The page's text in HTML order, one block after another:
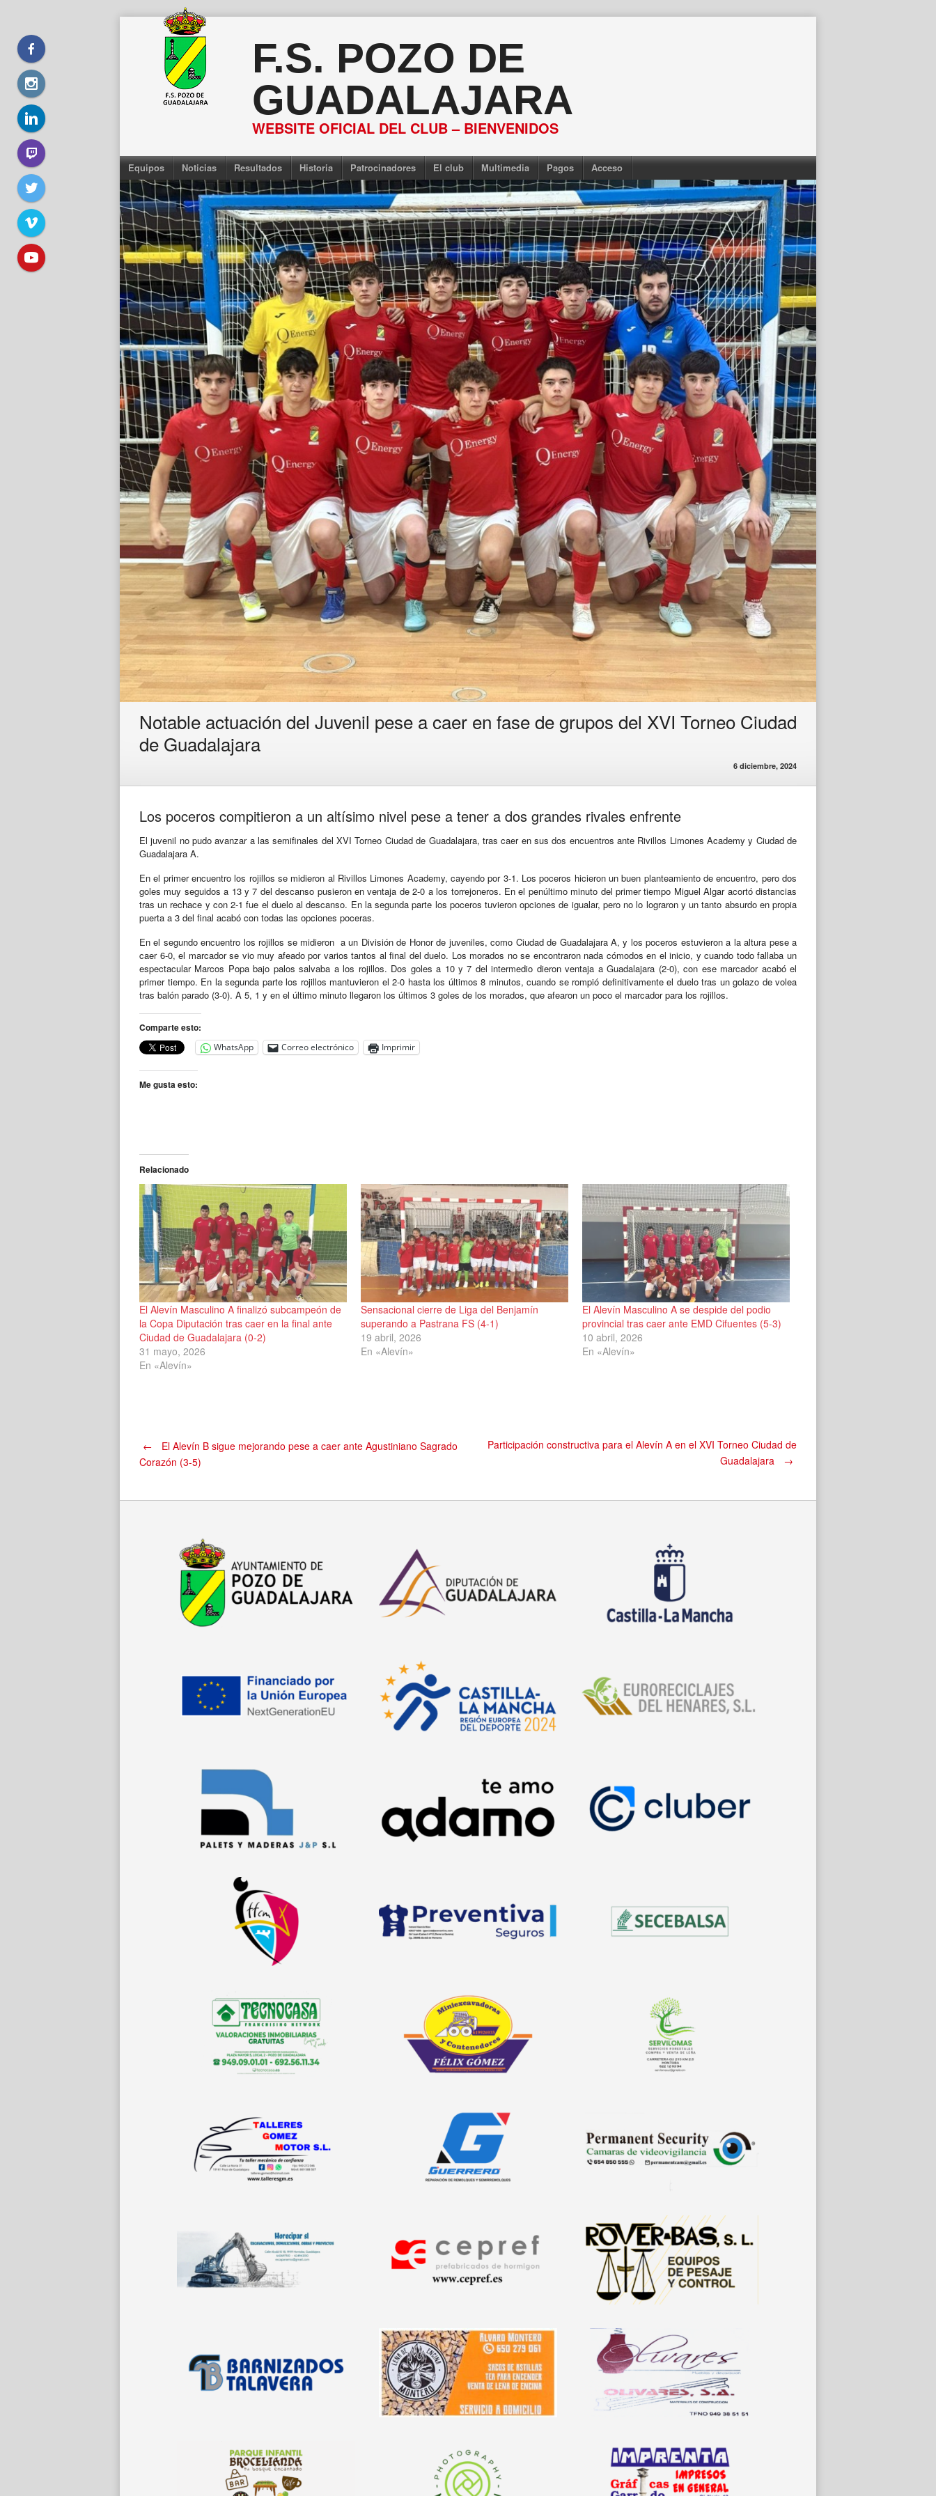
F.S. POZO DE
GUADALAJARA
WEBSITE OFICIAL DEL CLUB – BIENVENIDOS
Equipos Noticias Resultados Historia Patrocinadores El club Multimedia Pagos Acceso
Notable actuación del Juvenil pese a caer en fase de grupos del XVI Torneo Ciudad
de Guadalajara
6 diciembre, 2024
Los poceros compitieron a un altísimo nivel pese a tener a dos grandes rivales enfrente
El juvenil no pudo avanzar a las semifinales del XVI Torneo Ciudad de Guadalajara, tras caer en sus dos encuentros ante Rivillos Limones Academy y Ciudad de
Guadalajara A.
En el primer encuentro los rojillos se midieron al Rivillos Limones Academy, cayendo por 3-1. Los poceros hicieron un buen planteamiento de encuentro, pero dos
goles muy seguidos a 13 y 7 del descanso pusieron en ventaja de 2-0 a los torrejoneros. En el penúltimo minuto del primer tiempo Miguel Algar acortó distancias
tras un rechace y con 2-1 fue el duelo al descanso. En la segunda parte los poceros tuvieron opciones de igualar, pero no lo lograron y un tanto absurdo en propia
puerta a 3 del final acabó con todas las opciones poceras.
En el segundo encuentro los rojillos se midieron a un División de Honor de juveniles, como Ciudad de Guadalajara A, y los poceros estuvieron a la altura pese a
caer 6-0, el marcador se vio muy afeado por varios tantos al final del duelo. Los morados no se encontraron nada cómodos en el inicio, y cuando todo fallaba un
espectacular Marcos Popa bajo palos salvaba a los rojillos. Dos goles a 10 y 7 del intermedio dieron ventaja a Guadalajara (2-0), con ese marcador acabó el
primer tiempo. En la segunda parte los rojillos mantuvieron el 2-0 hasta los últimos 8 minutos, cuando se rompió definitivamente el duelo tras un golazo de volea
tras balón parado (3-0). A 5, 1 y en el último minuto llegaron los últimos 3 goles de los morados, que afearon un poco el marcador para los rojillos.
Comparte esto:
WhatsApp Correo electrónico Imprimir
Me gusta esto:
Relacionado
El Alevín Masculino A finalizó subcampeón de
la Copa Diputación tras caer en la final ante
Ciudad de Guadalajara (0-2)
31 mayo, 2026
En «Alevín»
Sensacional cierre de Liga del Benjamín
superando a Pastrana FS (4-1)
19 abril, 2026
En «Alevín»
El Alevín Masculino A se despide del podio
provincial tras caer ante EMD Cifuentes (5-3)
10 abril, 2026
En «Alevín»
Navegación
de
entradas
←
El Alevín B sigue mejorando pese a caer ante Agustiniano Sagrado
Corazón (3-5)
Participación constructiva para el Alevín A en el XVI Torneo Ciudad de
Guadalajara
→